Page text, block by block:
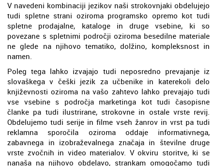
V navedeni kombinaciji jezikov naši strokovnjaki obdelujejo
tudi spletne strani oziroma programsko opremo kot tudi
spletne prodajalne, kataloge in druge vsebine, ki so
povezane s spletnimi področji oziroma besedilne materiale
ne glede na njihovo tematiko, dolžino, kompleksnost in
namen.
Poleg tega lahko izvajajo tudi neposredno prevajanje iz
slovaškega v češki jezik za učbenike in katerekoli delo
književnosti oziroma na vašo zahtevo lahko prevajajo tudi
vse vsebine s področja marketinga kot tudi časopisne
članke pa tudi ilustrirane, strokovne in ostale vrste revij.
Obdelujemo tudi serije in filme vseh žanrov in vrst pa tudi
reklamna sporočila oziroma oddaje informativnega,
zabavnega in izobraževalnega značaja in številne druge
vrste zvočnih in video materialov. V okviru storitve, ki se
nanaša na njihovo obdelavo, strankam omogočamo tudi